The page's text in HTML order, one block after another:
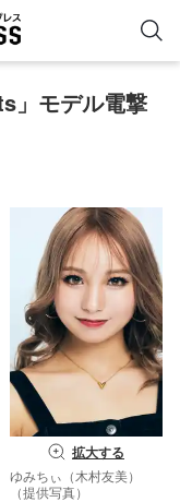
」モデル電撃
拡大する
ゆみちぃ（木村友美）
（提供写真）